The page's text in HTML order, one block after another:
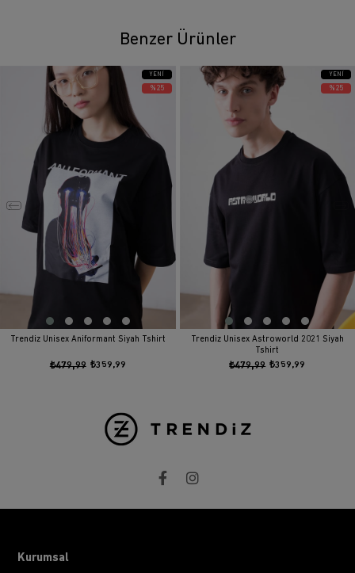
Benzer Ürünler
Trendiz Unisex Aniformant Siyah Tshirt
₺359,99
₺479,99
YENI
ÜRÜN
%25
Trendiz Unisex Astroworld 2021 Siyah
Tshirt
₺359,99
₺479,99
YENI
ÜRÜN
%25
Kurumsal